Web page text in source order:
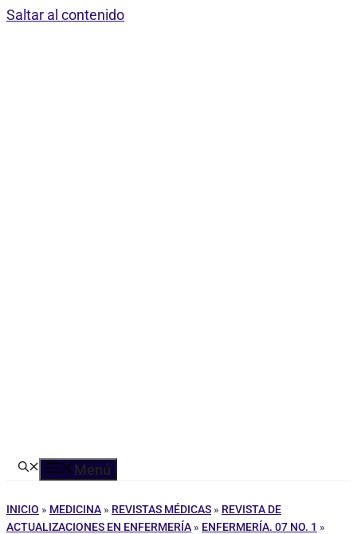
Saltar al contenido
Menú
INICIO » MEDICINA » REVISTAS MÉDICAS » REVISTA DE
ACTUALIZACIONES EN ENFERMERÍA » ENFERMERÍA. 07 NO. 1 »